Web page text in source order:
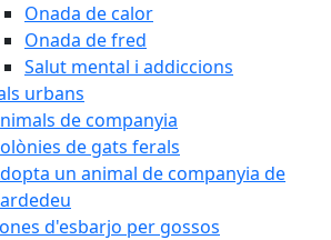
Onada de calor
Onada de fred
Salut mental i addiccions
urbans
de companyia
de gats ferals
un animal de companyia de
d'esbarjo per gossos